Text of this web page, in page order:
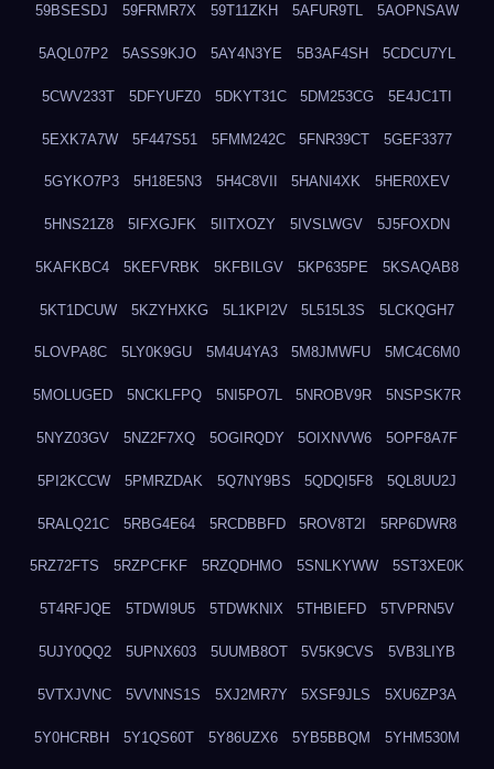
59BSESDJ 59FRMR7X 59T11ZKH 5AFUR9TL 5AOPNSAW
5AQL07P2 5ASS9KJO 5AY4N3YE 5B3AF4SH 5CDCU7YL
5CWV233T 5DFYUFZ0 5DKYT31C 5DM253CG 5E4JC1TI
5EXK7A7W 5F447S51 5FMM242C 5FNR39CT 5GEF3377
5GYKO7P3 5H18E5N3 5H4C8VII 5HANI4XK 5HER0XEV
5HNS21Z8 5IFXGJFK 5IITXOZY 5IVSLWGV 5J5FOXDN
5KAFKBC4 5KEFVRBK 5KFBILGV 5KP635PE 5KSAQAB8
5KT1DCUW 5KZYHXKG 5L1KPI2V 5L515L3S 5LCKQGH7
5LOVPA8C 5LY0K9GU 5M4U4YA3 5M8JMWFU 5MC4C6M0
5MOLUGED 5NCKLFPQ 5NI5PO7L 5NROBV9R 5NSPSK7R
5NYZ03GV 5NZ2F7XQ 5OGIRQDY 5OIXNVW6 5OPF8A7F
5PI2KCCW 5PMRZDAK 5Q7NY9BS 5QDQI5F8 5QL8UU2J
5RALQ21C 5RBG4E64 5RCDBBFD 5ROV8T2I 5RP6DWR8
5RZ72FTS 5RZPCFKF 5RZQDHMO 5SNLKYWW 5ST3XE0K
5T4RFJQE 5TDWI9U5 5TDWKNIX 5THBIEFD 5TVPRN5V
5UJY0QQ2 5UPNX603 5UUMB8OT 5V5K9CVS 5VB3LIYB
5VTXJVNC 5VVNNS1S 5XJ2MR7Y 5XSF9JLS 5XU6ZP3A
5Y0HCRBH 5Y1QS60T 5Y86UZX6 5YB5BBQM 5YHM530M